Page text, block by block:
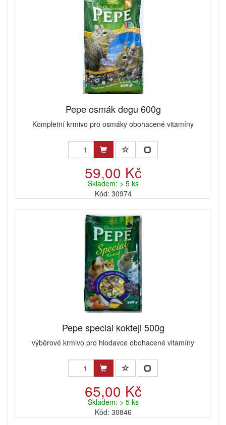
Pepe osmák degu 600g
Kompletní krmivo pro osmáky obohacené vitamíny
59,00 Kč
Skladem: > 5 ks
Kód: 30974
Pepe special koktejl 500g
výběrové krmivo pro hlodavce obohacené vitamíny
65,00 Kč
Skladem: > 5 ks
Kód: 30846